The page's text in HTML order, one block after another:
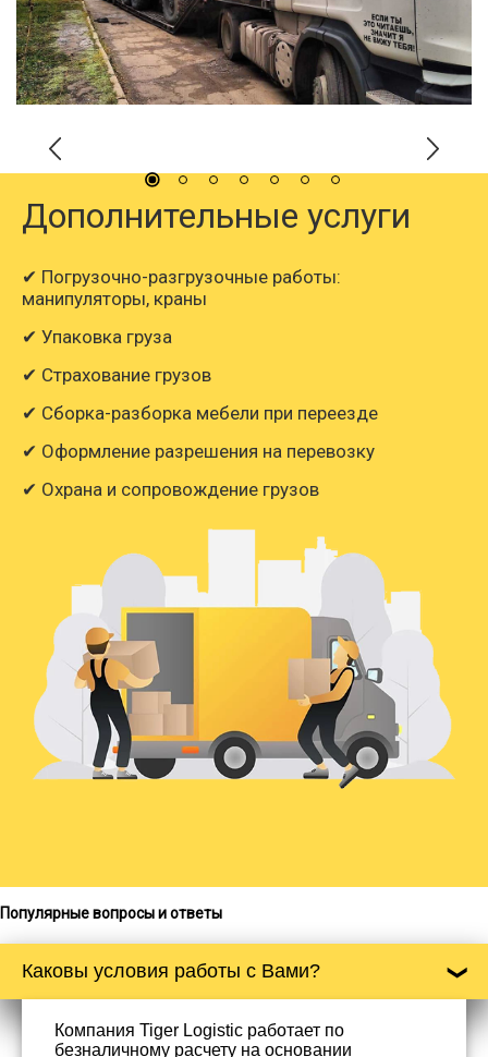
Дополнительные услуги
✔ Погрузочно-разгрузочные работы:
манипуляторы, краны
✔ Упаковка груза
✔ Страхование грузов
✔ Сборка-разборка мебели при переезде
✔ Оформление разрешения на перевозку
✔ Охрана и сопровождение грузов
Популярные вопросы и ответы
Каковы условия работы с Вами?
Компания Tiger Logistic работает по
безналичному расчету на основании